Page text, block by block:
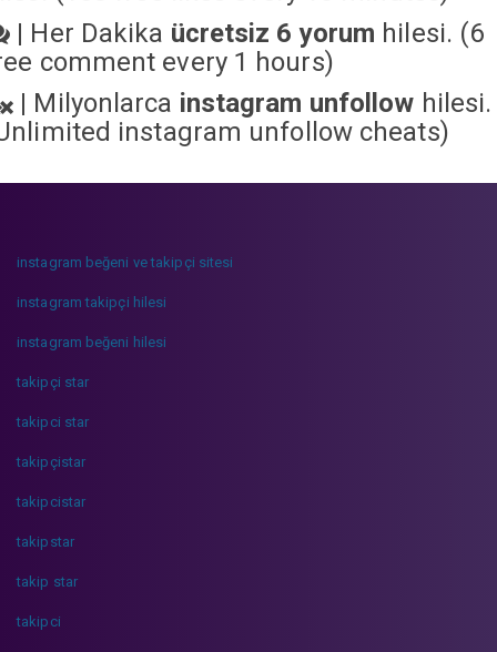
| Her Dakika ücretsiz 6 yorum hilesi. (6
comment every 1 hours)
| Milyonlarca instagram unfollow hilesi.
instagram unfollow cheats)
instagram beğeni ve takipçi sitesi
instagram takipçi hilesi
instagram beğeni hilesi
takipçi star
takipci star
takipçistar
takipcistar
takipstar
takip star
takipci